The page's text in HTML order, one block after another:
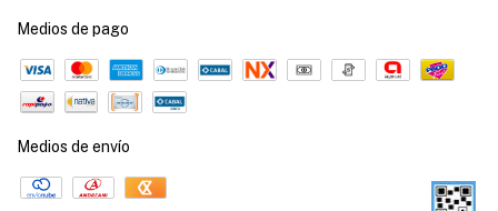
Medios de pago
Medios de envío